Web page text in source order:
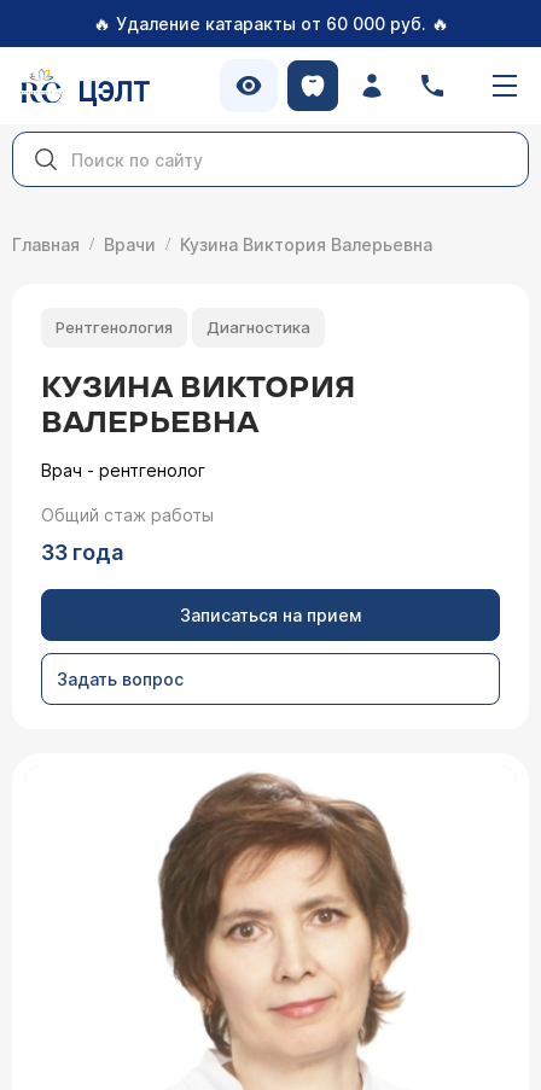
🔥 Удаление катаракты от 60 000 руб. 🔥
ЦЭЛТ
Главная Врачи Кузина Виктория Валерьевна
Рентгенология Диагностика
КУЗИНА ВИКТОРИЯ
ВАЛЕРЬЕВНА
Врач - рентгенолог
Общий стаж работы
33 года
Записаться на прием
Задать вопрос